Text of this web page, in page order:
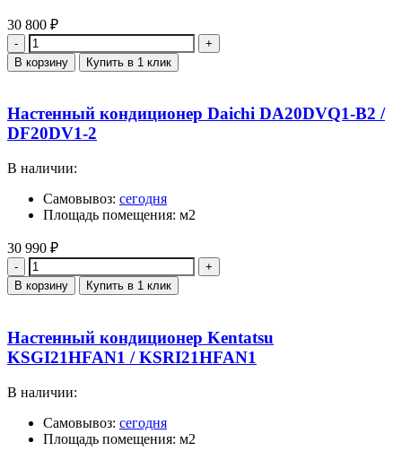
30 800 ₽
Количество
В корзину Купить в 1 клик
Настенный кондиционер Daichi DA20DVQ1-B2 /
DF20DV1-2
В наличии:
Самовывоз: сегодня
Площадь помещения: м2
30 990 ₽
Количество
В корзину Купить в 1 клик
Настенный кондиционер Kentatsu
KSGI21HFAN1 / KSRI21HFAN1
В наличии:
Самовывоз: сегодня
Площадь помещения: м2